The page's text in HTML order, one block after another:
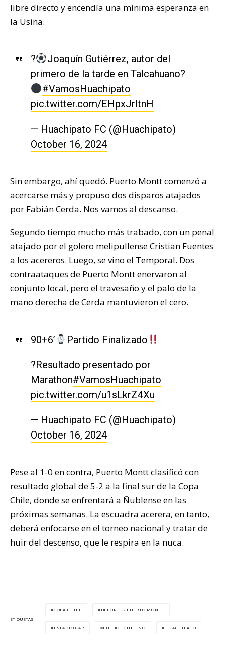
libre directo y encendía una mínima esperanza en
la Usina.
?
Joaquín Gutiérrez, autor del
primero de la tarde en Talcahuano?
#VamosHuachipato
pic.twitter.com/EHpxJrltnH
— Huachipato FC (@Huachipato)
October 16, 2024
Sin embargo, ahí quedó. Puerto Montt comenzó a
acercarse más y propuso dos disparos atajados
por Fabián Cerda. Nos vamos al descanso.
Segundo tiempo mucho más trabado, con un penal
atajado por el golero melipullense Cristian Fuentes
a los acereros. Luego, se vino el Temporal. Dos
contraataques de Puerto Montt enervaron al
conjunto local, pero el travesaño y el palo de la
mano derecha de Cerda mantuvieron el cero.
90+6’ Partido Finalizado
?Resultado presentado por
Marathon#VamosHuachipato
pic.twitter.com/u1sLkrZ4Xu
— Huachipato FC (@Huachipato)
October 16, 2024
Pese al 1-0 en contra, Puerto Montt clasificó con
resultado global de 5-2 a la final sur de la Copa
Chile, donde se enfrentará a Ñublense en las
próximas semanas. La escuadra acerera, en tanto,
deberá enfocarse en el torneo nacional y tratar de
huir del descenso, que le respira en la nuca.
ETIQUETAS
COPA CHILE DEPORTES PUERTO MONTT
ESTADIO CAP FÚTBOL CHILENO HUACHIPATO